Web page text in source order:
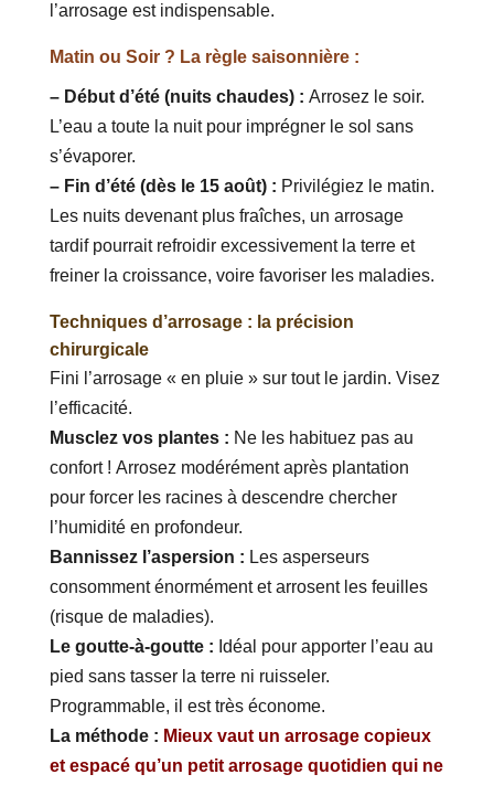
l’arrosage est indispensable.
Matin ou Soir ? La règle saisonnière :
– Début d’été (nuits chaudes) : Arrosez le soir.
L’eau a toute la nuit pour imprégner le sol sans
s’évaporer.
– Fin d’été (dès le 15 août) : Privilégiez le matin.
Les nuits devenant plus fraîches, un arrosage
tardif pourrait refroidir excessivement la terre et
freiner la croissance, voire favoriser les maladies.
Techniques d’arrosage : la précision
chirurgicale
Fini l’arrosage « en pluie » sur tout le jardin. Visez
l’efficacité.
Musclez vos plantes : Ne les habituez pas au
confort ! Arrosez modérément après plantation
pour forcer les racines à descendre chercher
l’humidité en profondeur.
Bannissez l’aspersion : Les asperseurs
consomment énormément et arrosent les feuilles
(risque de maladies).
Le goutte-à-goutte : Idéal pour apporter l’eau au
pied sans tasser la terre ni ruisseler.
Programmable, il est très économe.
La méthode : Mieux vaut un arrosage copieux
et espacé qu’un petit arrosage quotidien qui ne